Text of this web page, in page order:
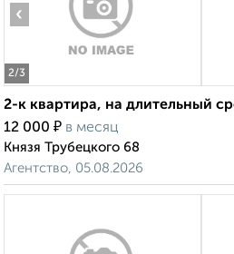
2/3
‹
2-к квартира, на длительный
12 000 ₽ в месяц
Князя Трубецкого 68
Агентство, 05.08.2026